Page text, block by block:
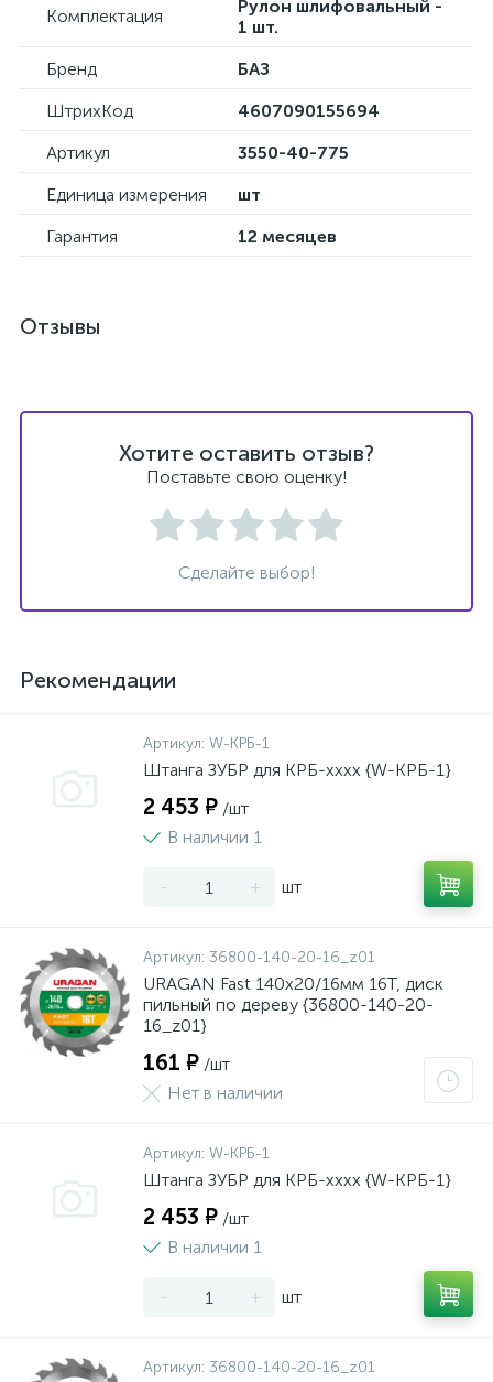
Комплектация
Рулон шлифовальный -
1 шт.
Бренд
БАЗ
ШтрихКод
4607090155694
Артикул
3550-40-775
Единица измерения
шт
Гарантия
12 месяцев
Отзывы
Хотите оставить отзыв?
Поставьте свою оценку!
Сделайте выбор!
Рекомендации
Артикул: W-КРБ-1
Штанга ЗУБР для КРБ-хххх {W-КРБ-1}
2 453 ₽ /шт
В наличии 1
- + шт
Артикул: 36800-140-20-16_z01
URAGAN Fast 140x20/16мм 16Т, диск
пильный по дереву {36800-140-20-
16_z01}
161 ₽ /шт
Нет в наличии
Артикул: W-КРБ-1
Штанга ЗУБР для КРБ-хххх {W-КРБ-1}
2 453 ₽ /шт
В наличии 1
- + шт
Артикул: 36800-140-20-16_z01